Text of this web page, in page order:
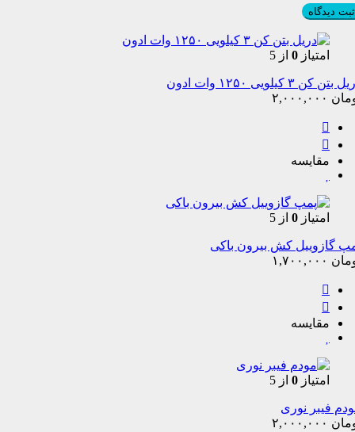
امتیاز 0 از 5
بتن کن ۳ کیلویی ۱۲۵۰ وات ادون
مقایسه
امتیاز 0 از 5
گازوییل کش بیرون باکی
مقایسه
امتیاز 0 از 5
فیبر نوری